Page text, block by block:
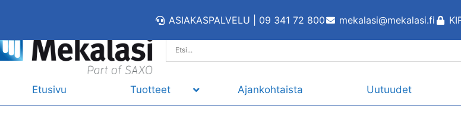
ASIAKASPALVELU | 09 341 72 800 mekalasi@mekalasi.fi
Etusivu Tuotteet Ajankohtaista Uutuudet